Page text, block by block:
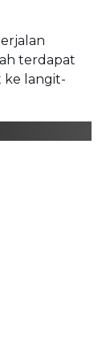
terdapat
ke langit-